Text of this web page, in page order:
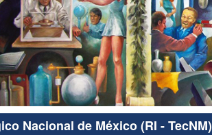
Nacional de México (RI - TecNM)